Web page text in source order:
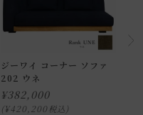
ジーワイ コーナー ソファ
202 ウネ
¥382,000
¥420,200 税込